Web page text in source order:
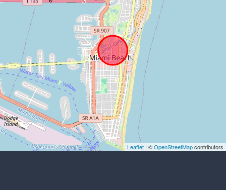
Arbeit und mein "Cow French Touch"
wurde in ganz Miami wie Hunderte
anderer künstlerischer Kreationen
gesehen. Ich danke den Veranstaltern,
den Videografen, den Fahrern, der Stadt
Miami und dem gesamten Team, das die
Kunst in der Stadt auf überraschende
Weise großzügig geprägt hat, ganz
herzlich! Nochmals vielen Dank, ich
wünsche EXPO METRO noch viele Jahre,
aber es wird sich zeigen, dass diese Idee
noch sehr weit gehen wird. Was, wenn
Leaflet | ©OpenStreetMapcontributors